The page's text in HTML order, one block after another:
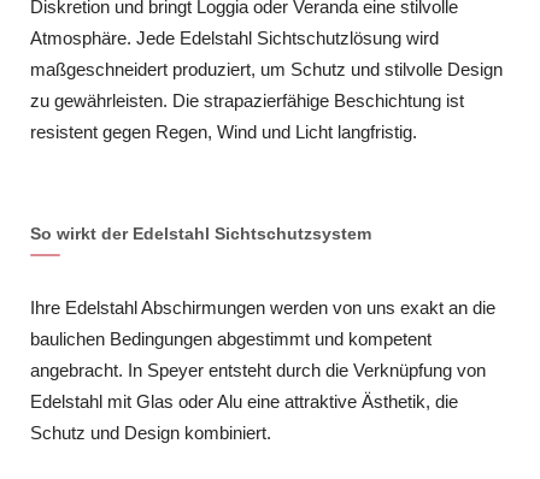
Diskretion und bringt Loggia oder Veranda eine stilvolle
Atmosphäre. Jede Edelstahl Sichtschutzlösung wird
maßgeschneidert produziert, um Schutz und stilvolle Design
zu gewährleisten. Die strapazierfähige Beschichtung ist
resistent gegen Regen, Wind und Licht langfristig.
So wirkt der Edelstahl Sichtschutzsystem
Ihre Edelstahl Abschirmungen werden von uns exakt an die
baulichen Bedingungen abgestimmt und kompetent
angebracht. In Speyer entsteht durch die Verknüpfung von
Edelstahl mit Glas oder Alu eine attraktive Ästhetik, die
Schutz und Design kombiniert.